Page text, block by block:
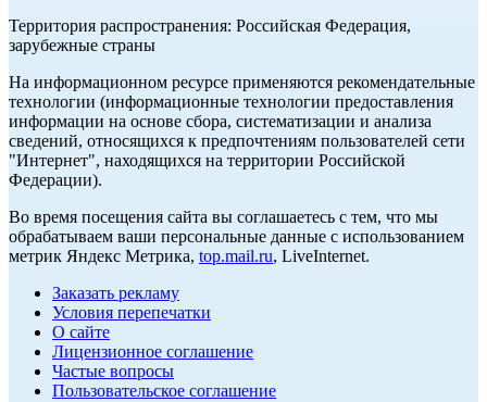
Территория распространения: Российская Федерация,
зарубежные страны
На информационном ресурсе применяются рекомендательные
технологии (информационные технологии предоставления
информации на основе сбора, систематизации и анализа
сведений, относящихся к предпочтениям пользователей сети
"Интернет", находящихся на территории Российской
Федерации).
Во время посещения сайта вы соглашаетесь с тем, что мы
обрабатываем ваши персональные данные с использованием
метрик Яндекс Метрика, top.mail.ru, LiveInternet.
Заказать рекламу
Условия перепечатки
О сайте
Лицензионное соглашение
Частые вопросы
Пользовательское соглашение